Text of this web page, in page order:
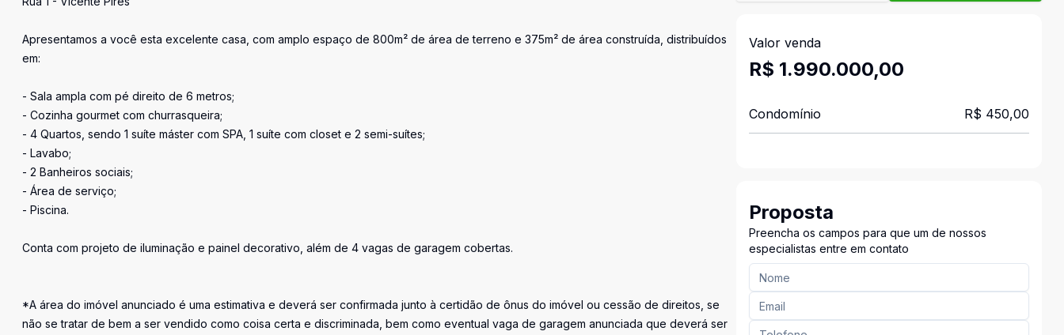
Apresentamos a você esta excelente casa, com amplo espaço de 800m² de área de terreno e 375m² de área construída, distribuídos
em:
- Sala ampla com pé direito de 6 metros;
- Cozinha gourmet com churrasqueira;
- 4 Quartos, sendo 1 suíte máster com SPA, 1 suíte com closet e 2 semi-suítes;
- Lavabo;
- 2 Banheiros sociais;
- Área de serviço;
- Piscina.
Conta com projeto de iluminação e painel decorativo, além de 4 vagas de garagem cobertas.
*A área do imóvel anunciado é uma estimativa e deverá ser confirmada junto à certidão de ônus do imóvel ou cessão de direitos, se
não se tratar de bem a ser vendido como coisa certa e discriminada, bem como eventual vaga de garagem anunciada que deverá ser
Valor venda
R$ 1.990.000,00
Condomínio R$ 450,00
Proposta
Preencha os campos para que um de nossos
especialistas entre em contato